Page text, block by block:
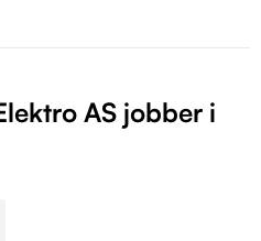
AS jobber i